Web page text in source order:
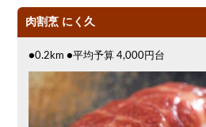
肉割烹 にく久
●0.2km ●平均予算 4,000円台